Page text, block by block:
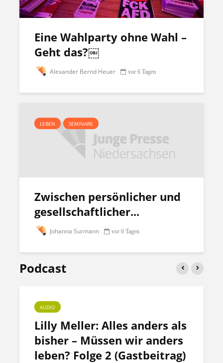
Eine Wahlparty ohne Wahl –
Geht das?￼
Alexander Bernd Heuer vor 6 Tagen
LEBEN SEMINARE
Zwischen persönlicher und
gesellschaftlicher...
Johanna Surmann vor 6 Tagen
Podcast
AUDIO
Lilly Meller: Alles anders als
bisher – Müssen wir anders
leben? Folge 2 (Gastbeitrag)